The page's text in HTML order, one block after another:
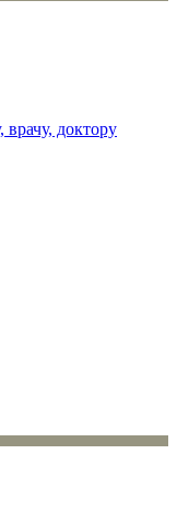
доктору